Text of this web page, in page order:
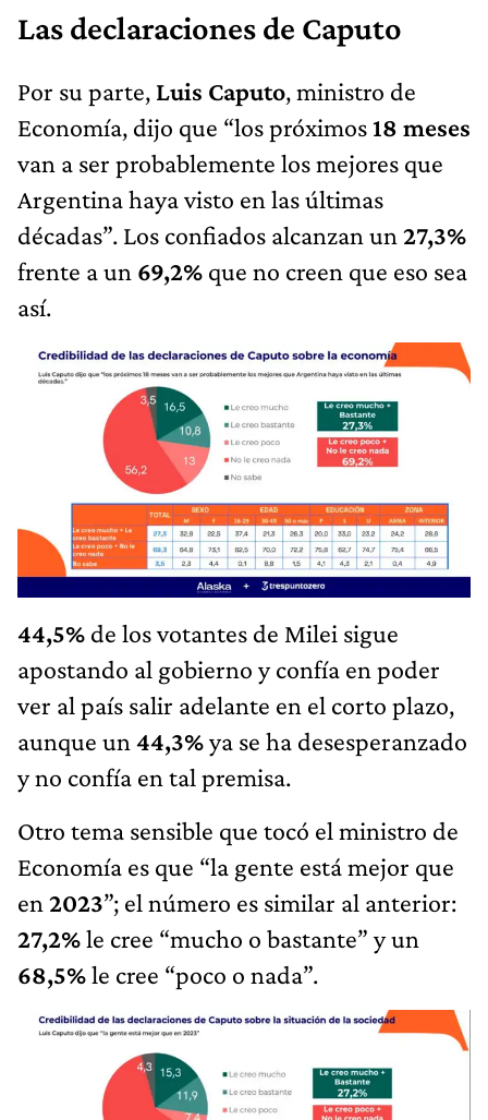
Las declaraciones de Caputo
Por su parte, Luis Caputo, ministro de
Economía, dijo que “los próximos18 meses
van a ser probablemente los mejores que
Argentina haya visto en las últimas
décadas”. Los confiados alcanzan un 27,3%
frente a un 69,2% que no creen que eso sea
así.
44,5% de los votantes de Milei sigue
apostando al gobierno y confía en poder
ver al país salir adelante en el corto plazo,
aunque un 44,3%ya se ha desesperanzado
y no confía en tal premisa.
Otro tema sensible que tocó el ministro de
Economía es que “la gente está mejor que
en 2023”; el número es similar al anterior:
27,2%le cree “mucho o bastante” y un
68,5%le cree “poco o nada”.